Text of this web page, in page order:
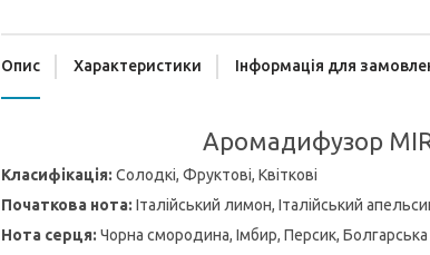
Опис Характеристики Інформація для
Аромадифузор
Класифікація: Солодкі, Фруктові, Квіткові
Початкова нота: Італійський лимон, Італійський
Нота серця: Чорна смородина, Імбир, Персик,